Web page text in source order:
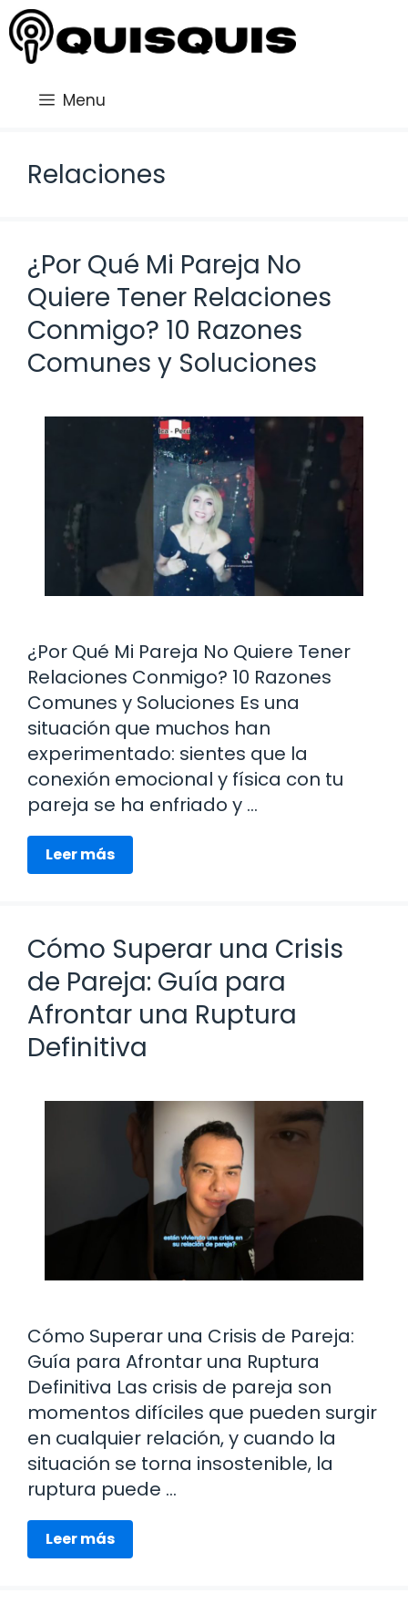
Saltar
al
contenido
Menu
Relaciones
¿Por Qué Mi Pareja No
Quiere Tener Relaciones
Conmigo? 10 Razones
Comunes y Soluciones
¿Por Qué Mi Pareja No Quiere Tener
Relaciones Conmigo? 10 Razones
Comunes y Soluciones Es una
situación que muchos han
experimentado: sientes que la
conexión emocional y física con tu
pareja se ha enfriado y …
Leer más
Cómo Superar una Crisis
de Pareja: Guía para
Afrontar una Ruptura
Definitiva
Cómo Superar una Crisis de Pareja:
Guía para Afrontar una Ruptura
Definitiva Las crisis de pareja son
momentos difíciles que pueden surgir
en cualquier relación, y cuando la
situación se torna insostenible, la
ruptura puede …
Leer más